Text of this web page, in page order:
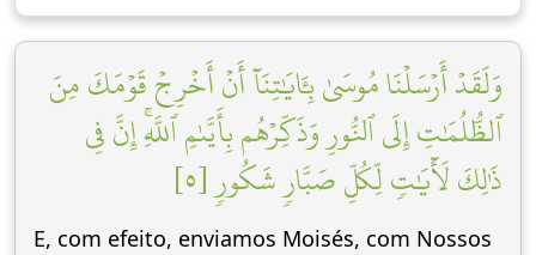
وَلَقَدۡ أَرۡسَلۡنَا مُوسَىٰ بِـَٔايَٰتِنَآ أَنۡ أَخۡرِجۡ قَوۡمَكَ مِنَ
ٱلظُّلُمَٰتِ إِلَى ٱلنُّورِ وَذَكِّرۡهُم بِأَيَّىٰمِ ٱللَّهِۚ إِنَّ فِي
ذَٰلِكَ لَأٓيَٰتٖ لِّكُلِّ صَبَّارٖ شَكُورٖ [٥]
E, com efeito, enviamos Moisés, com Nossos